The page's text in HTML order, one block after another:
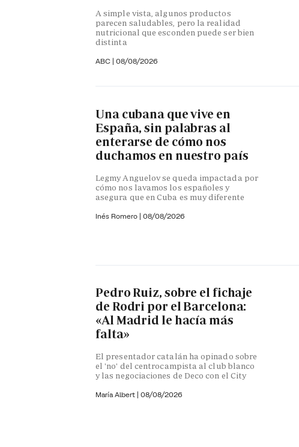
A simple vista, algunos productos
parecen saludables, pero la realidad
nutricional que esconden puede ser bien
distinta
ABC | 08/08/2026
Una cubana que vive en
España, sin palabras al
enterarse de cómo nos
duchamos en nuestro país
Legmy Anguelov se queda impactada por
cómo nos lavamos los españoles y
asegura que en Cuba es muy diferente
Inés Romero | 08/08/2026
Pedro Ruiz, sobre el fichaje
de Rodri por el Barcelona:
«Al Madrid le hacía más
falta»
El presentador catalán ha opinado sobre
el 'no' del centrocampista al club blanco
y las negociaciones de Deco con el City
María Albert | 08/08/2026